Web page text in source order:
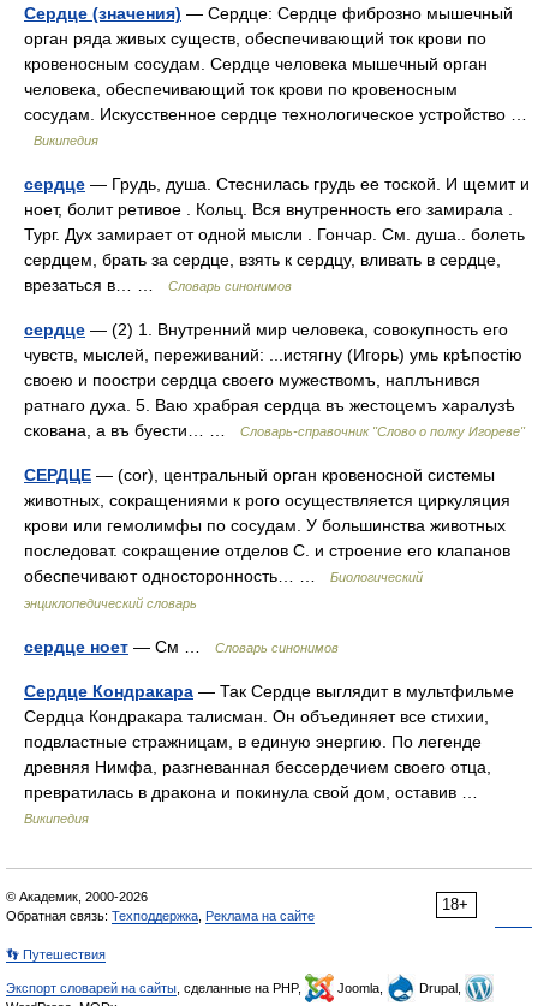
Сердце (значения) — Сердце: Сердце фиброзно мышечный
орган ряда живых существ, обеспечивающий ток крови по
кровеносным сосудам. Сердце человека мышечный орган
человека, обеспечивающий ток крови по кровеносным
сосудам. Искусственное сердце технологическое устройство …
Википедия
сердце — Грудь, душа. Стеснилась грудь ее тоской. И щемит и
ноет, болит ретивое . Кольц. Вся внутренность его замирала .
Тург. Дух замирает от одной мысли . Гончар. См. душа.. болеть
сердцем, брать за сердце, взять к сердцу, вливать в сердце,
врезаться в… …
Словарь синонимов
сердце — (2) 1. Внутренний мир человека, совокупность его
чувств, мыслей, переживаний: ...истягну (Игорь) умь крѣпостію
своею и поостри сердца своего мужествомъ, наплънився
ратнаго духа. 5. Ваю храбрая сердца въ жестоцемъ харалузѣ
скована, а въ буести… …
Словарь-справочник "Слово о полку Игореве"
СЕРДЦЕ — (соr), центральный орган кровеносной системы
животных, сокращениями к рого осуществляется циркуляция
крови или гемолимфы по сосудам. У большинства животных
последоват. сокращение отделов С. и строение его клапанов
обеспечивают односторонность… …
Биологический
энциклопедический словарь
сердце ноет — См … Словарь синонимов
Сердце Кондракара — Так Сердце выглядит в мультфильме
Сердца Кондракара талисман. Он объединяет все стихии,
подвластные стражницам, в единую энергию. По легенде
древняя Нимфа, разгневанная бессердечием своего отца,
превратилась в дракона и покинула свой дом, оставив …
Википедия
18+
© Академик, 2000-2026
Обратная связь: Техподдержка Реклама на сайте
👣 Путешествия
Экспорт словарей на сайты , сделанные на PHP, Joomla,
Drupal,